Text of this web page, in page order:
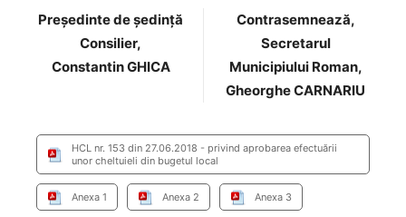
Preşedinte de şedinţă
Consilier,
Constantin GHICA
Contrasemnează,
Secretarul
Municipiului Roman,
Gheorghe CARNARIU
HCL nr. 153 din 27.06.2018 - privind aprobarea efectuării
unor cheltuieli din bugetul local
Anexa 1 Anexa 2 Anexa 3